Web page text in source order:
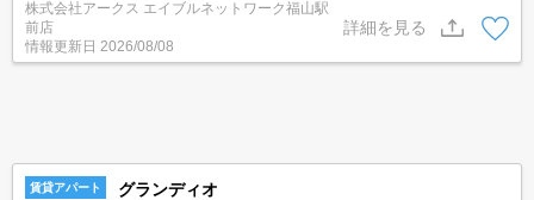
ているため、日々忙しくて家にいる時間が少なくても荷物を受け取
れます。モニターで来訪者を確認して、インターホンで対面せずに
会話することができます。駐輪場付きの物件です。
株式会社アークス エイブルネットワーク福山駅
前店
情報更新日 2026/08/08
詳細を見る
賃貸アパート グランディオ